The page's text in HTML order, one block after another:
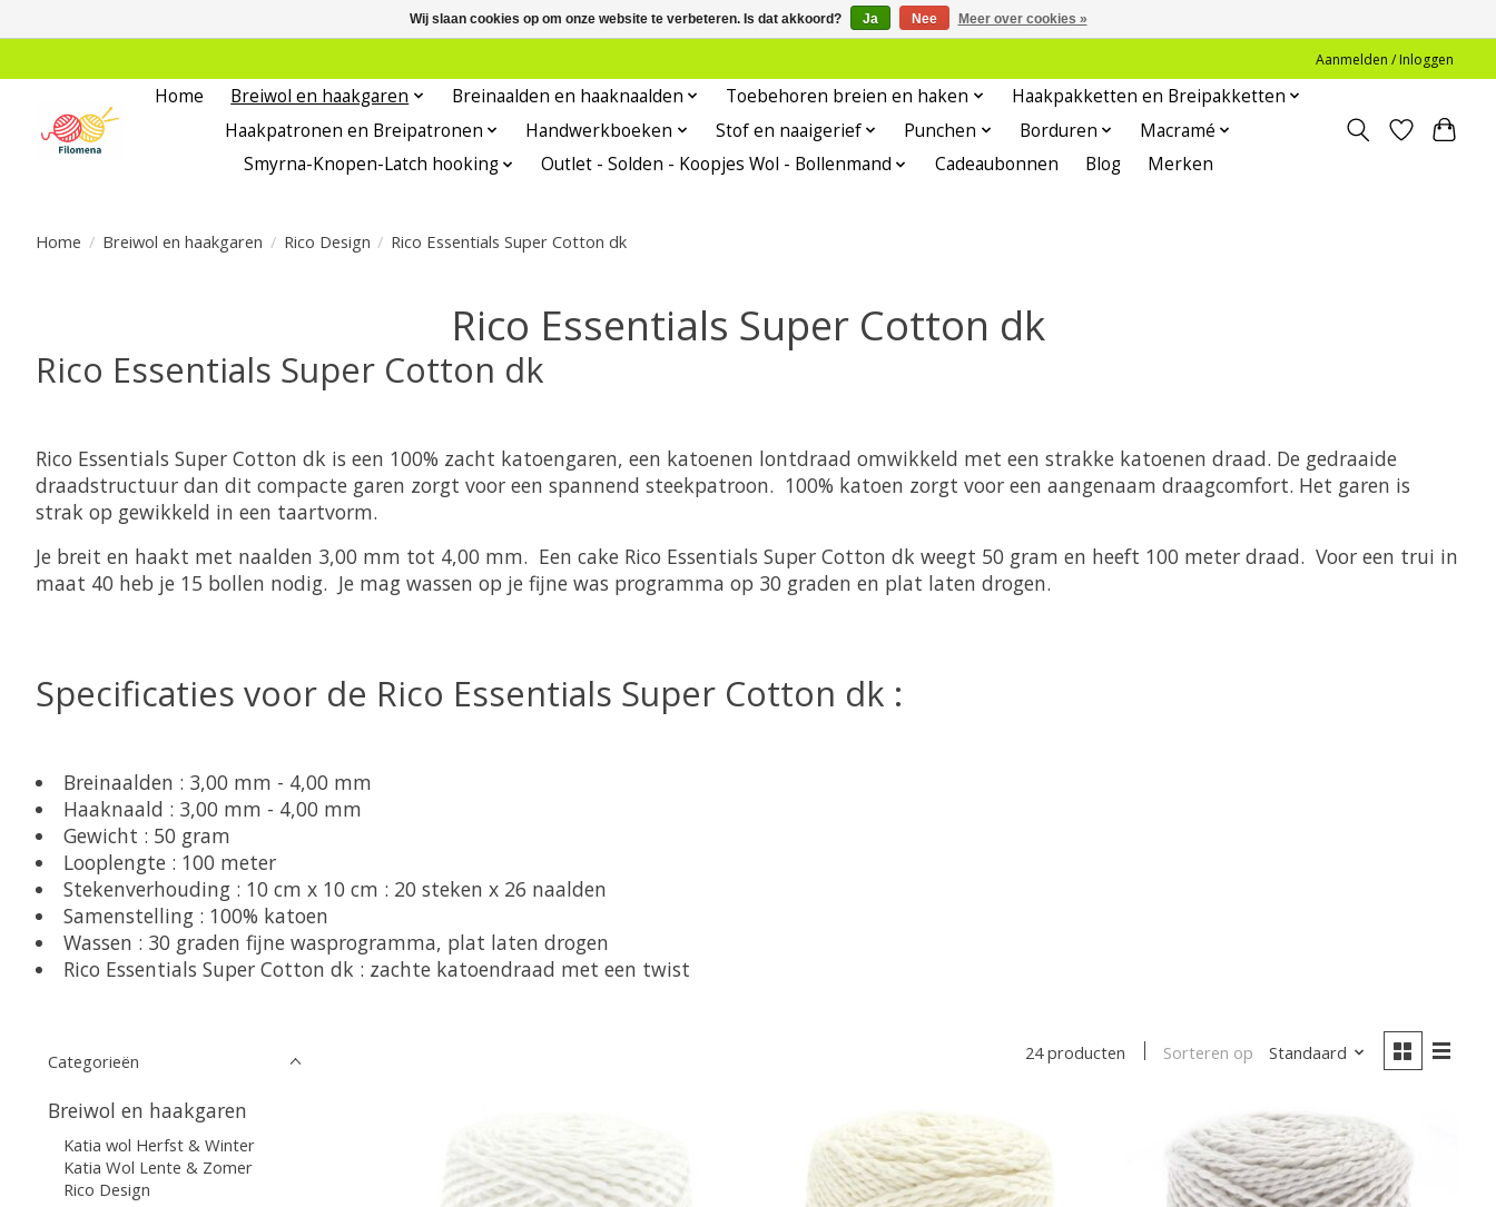
Aanmelden / Inloggen
Home Breiwol en haakgaren Breinaalden en haaknaalden Toebehoren breien en haken
Haakpakketten en Breipakketten
Haakpatronen en Breipatronen
Handwerkboeken Stof en naaigerief Punchen Borduren
Macramé
Smyrna-Knopen-Latch hooking
Outlet - Solden - Koopjes Wol - Bollenmand Cadeaubonnen Blog Merken
Home / Breiwol en haakgaren / Rico Design / Rico Essentials Super Cotton dk
Rico Essentials Super Cotton dk
Rico Essentials Super Cotton dk
Rico Essentials Super Cotton dk is een 100% zacht katoengaren, een katoenen lontdraad omwikkeld met een strakke katoenen draad. De gedraaide
draadstructuur dan dit compacte garen zorgt voor een spannend steekpatroon. 100% katoen zorgt voor een aangenaam draagcomfort. Het garen is
strak op gewikkeld in een taartvorm.
Je breit en haakt met naalden 3,00 mm tot 4,00 mm. Een cake Rico Essentials Super Cotton dk weegt 50 gram en heeft 100 meter draad. Voor een trui in
maat 40 heb je 15 bollen nodig. Je mag wassen op je fijne was programma op 30 graden en plat laten drogen.
Specificaties voor de Rico Essentials Super Cotton dk :
Breinaalden : 3,00 mm - 4,00 mm
Haaknaald : 3,00 mm - 4,00 mm
Gewicht : 50 gram
Looplengte : 100 meter
Stekenverhouding : 10 cm x 10 cm : 20 steken x 26 naalden
Samenstelling : 100% katoen
Wassen : 30 graden fijne wasprogramma, plat laten drogen
Rico Essentials Super Cotton dk : zachte katoendraad met een twist
Categorieën
Breiwol en haakgaren
Katia wol Herfst & Winter
Katia Wol Lente & Zomer
Rico Design
24 producten Sorteren op Standaard
Wij slaan cookies op om onze website te verbeteren. Is dat akkoord? Ja Nee Meer over cookies »